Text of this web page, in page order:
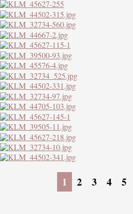
1 2 3 4 5